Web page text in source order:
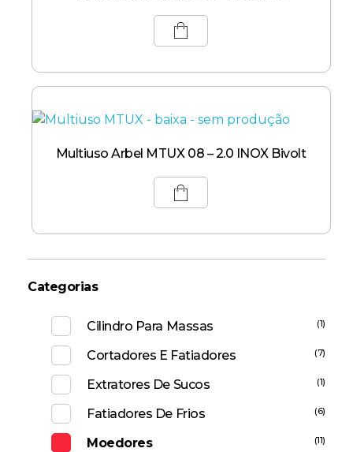
Multiuso Arbel MTUX 08 – 2.0 INOX Bivolt
Categorias
Cilindro Para Massas (1)
Cortadores E Fatiadores (7)
Extratores De Sucos (1)
Fatiadores De Frios (6)
Moedores (11)